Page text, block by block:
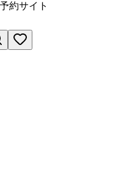
約サイト